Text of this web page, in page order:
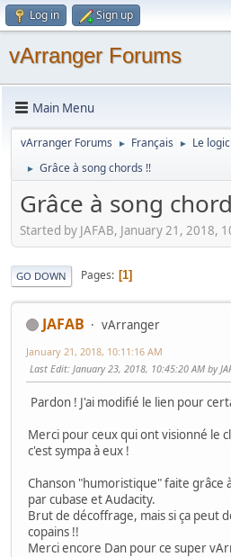
Log in Sign up
vArranger Forums
Main Menu
vArranger Forums ► Français ► Le
► Grâce à song chords !!
Grâce à song
Started by JAFAB, January 21, 2018,
GO DOWN Pages 1
JAFAB vArranger
January 21, 2018, 10:11:16 AM
Last Edit: January 23, 2018, 10:45:20 AM by
Pardon ! J'ai modifié le lien pour
Merci pour ceux qui ont visionné le
c'est sympa à eux !
Chanson "humoristique" faite grâce
par cubase et Audacity.
Brut de décoffrage, mais si ça peut
copains !!
Merci encore Dan pour ce super